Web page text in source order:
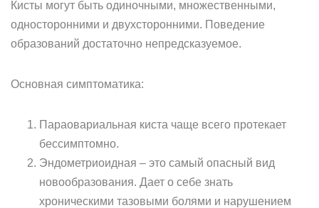
Кисты могут быть одиночными, множественными,
односторонними и двухсторонними. Поведение
образований достаточно непредсказуемое.
Основная симптоматика:
Параовариальная киста чаще всего протекает
бессимптомно.
Эндометриоидная – это самый опасный вид
новообразования. Дает о себе знать
хроническими тазовыми болями и нарушением